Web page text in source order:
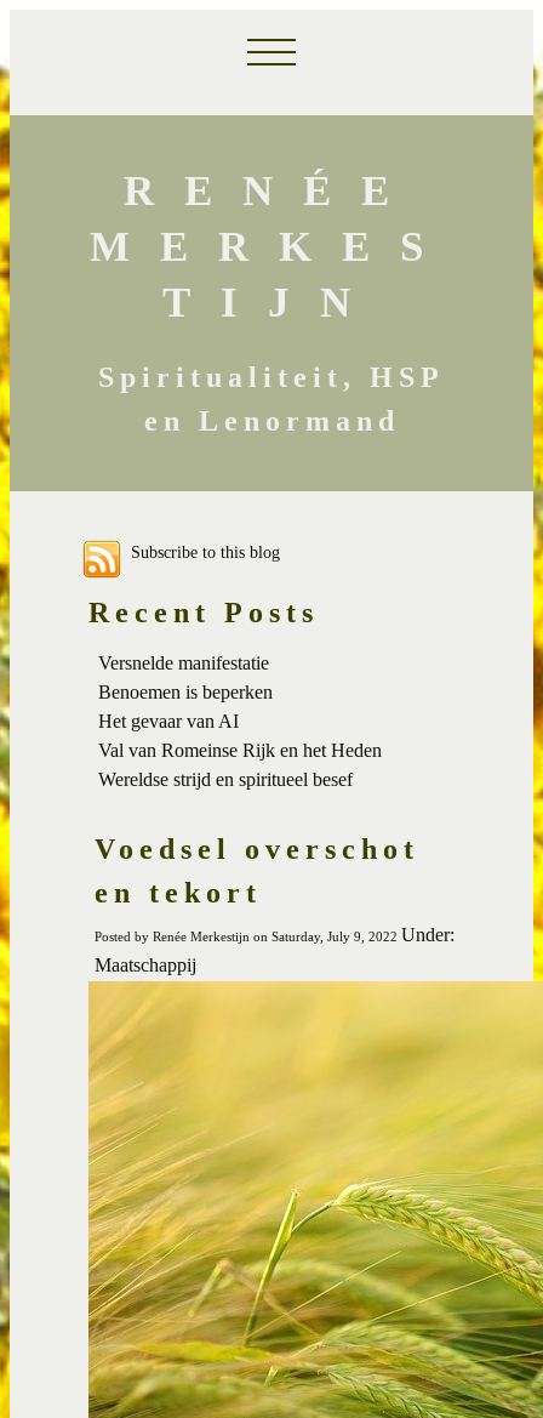
RENÉE
MERKES
TIJN
Spiritualiteit, HSP
en Lenormand
Subscribe to this blog
Recent Posts
Versnelde manifestatie
Benoemen is beperken
Het gevaar van AI
Val van Romeinse Rijk en het Heden
Wereldse strijd en spiritueel besef
Voedsel overschot
en tekort
Posted by Renée Merkestijn on Saturday, July 9, 2022 Under:
Maatschappij